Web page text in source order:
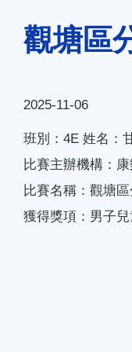
結
觀塘區
2025-11-06
班別：4E 姓名：
比賽主辦機構：
比賽名稱：觀塘
獲得獎項：男子